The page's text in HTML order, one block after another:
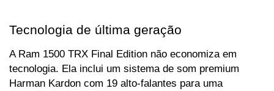
Tecnologia de última geração
A Ram 1500 TRX Final Edition não economiza em
tecnologia. Ela inclui um sistema de som premium
Harman Kardon com 19 alto-falantes para uma